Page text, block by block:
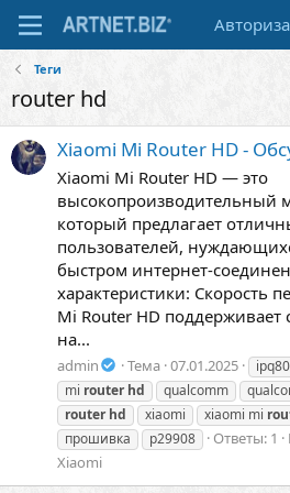
Теги
router hd
Xiaomi Mi Router HD -
Xiaomi Mi Router HD — это
высокопроизводительный
который предлагает
пользователей,
быстром интернет-
характеристики: Скорость
Mi Router HD
на...
admin Тема 07.01.2025
mi router hd qualcomm
router hd xiaomi xiaomi mi
прошивка
р29908 Ответы: 1
Xiaomi